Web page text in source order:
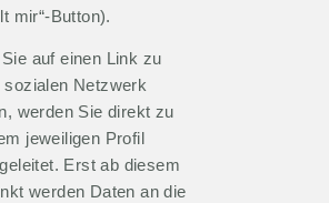
mir“-Button).
auf einen Link zu
sozialen Netzwerk
werden Sie direkt zu
jeweiligen Profil
Erst ab diesem
werden Daten an die